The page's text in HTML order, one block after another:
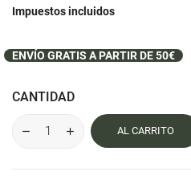
Impuestos incluidos
ENVÍO GRATIS A PARTIR DE 50€
CANTIDAD
AL CARRITO